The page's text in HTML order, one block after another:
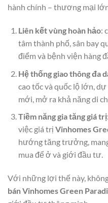
hành chính – thương mại
Liên kết vùng hoàn hảo:
tâm thành phố, sân bay
điểm và bệnh viện hàng
Hệ thống giao thông đa
cao tốc và quốc lộ lớn,
mới, mở ra khả năng di
Tiềm năng gia tăng giá trị
việc giá trị Vinhomes
hướng tăng trưởng,
mua để ở và giới đầu tư.
Với những lợi thế này,
bán Vinhomes Green